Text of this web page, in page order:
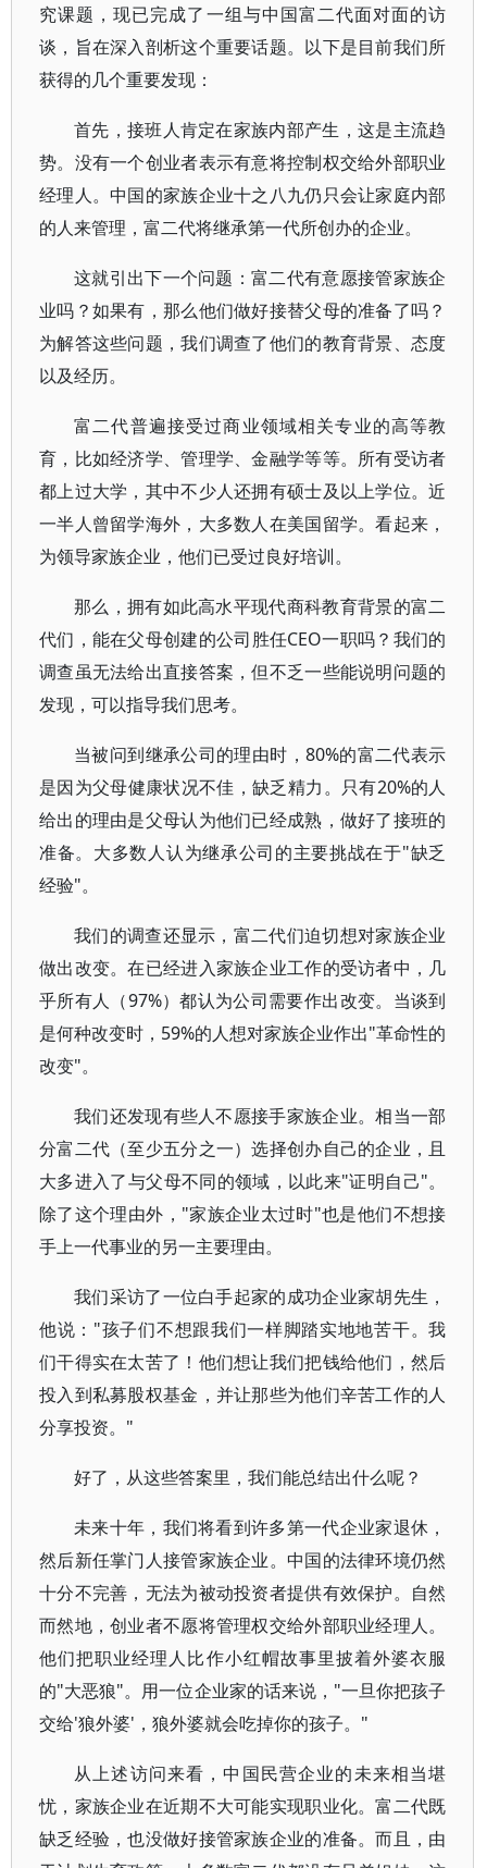
究课题，现已完成了一组与中国富二代面对面的访
谈，旨在深入剖析这个重要话题。以下是目前我们所
获得的几个重要发现：
首先，接班人肯定在家族内部产生，这是主流趋
势。没有一个创业者表示有意将控制权交给外部职业
经理人。中国的家族企业十之八九仍只会让家庭内部
的人来管理，富二代将继承第一代所创办的企业。
这就引出下一个问题：富二代有意愿接管家族企
业吗？如果有，那么他们做好接替父母的准备了吗？
为解答这些问题，我们调查了他们的教育背景、态度
以及经历。
富二代普遍接受过商业领域相关专业的高等教
育，比如经济学、管理学、金融学等等。所有受访者
都上过大学，其中不少人还拥有硕士及以上学位。近
一半人曾留学海外，大多数人在美国留学。看起来，
为领导家族企业，他们已受过良好培训。
那么，拥有如此高水平现代商科教育背景的富二
代们，能在父母创建的公司胜任CEO一职吗？我们的
调查虽无法给出直接答案，但不乏一些能说明问题的
发现，可以指导我们思考。
当被问到继承公司的理由时，80%的富二代表示
是因为父母健康状况不佳，缺乏精力。只有20%的人
给出的理由是父母认为他们已经成熟，做好了接班的
准备。大多数人认为继承公司的主要挑战在于"缺乏
经验"。
我们的调查还显示，富二代们迫切想对家族企业
做出改变。在已经进入家族企业工作的受访者中，几
乎所有人（97%）都认为公司需要作出改变。当谈到
是何种改变时，59%的人想对家族企业作出"革命性的
改变"。
我们还发现有些人不愿接手家族企业。相当一部
分富二代（至少五分之一）选择创办自己的企业，且
大多进入了与父母不同的领域，以此来"证明自己"。
除了这个理由外，"家族企业太过时"也是他们不想接
手上一代事业的另一主要理由。
我们采访了一位白手起家的成功企业家胡先生，
他说："孩子们不想跟我们一样脚踏实地地苦干。我
们干得实在太苦了！他们想让我们把钱给他们，然后
投入到私募股权基金，并让那些为他们辛苦工作的人
分享投资。"
好了，从这些答案里，我们能总结出什么呢？
未来十年，我们将看到许多第一代企业家退休，
然后新任掌门人接管家族企业。中国的法律环境仍然
十分不完善，无法为被动投资者提供有效保护。自然
而然地，创业者不愿将管理权交给外部职业经理人。
他们把职业经理人比作小红帽故事里披着外婆衣服
的"大恶狼"。用一位企业家的话来说，"一旦你把孩子
交给'狼外婆'，狼外婆就会吃掉你的孩子。"
从上述访问来看，中国民营企业的未来相当堪
忧，家族企业在近期不大可能实现职业化。富二代既
缺乏经验，也没做好接管家族企业的准备。而且，由